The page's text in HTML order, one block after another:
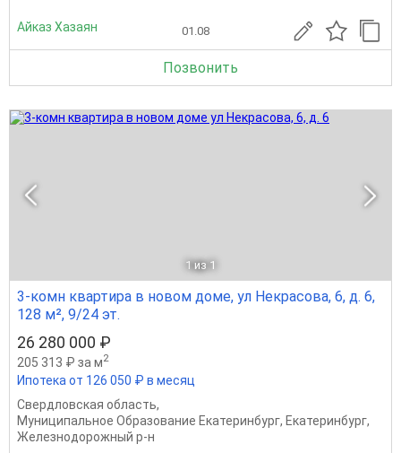
Айказ Хазаян 01.08
Позвонить
1 из 1
3-комн квартира в новом доме, ул Некрасова, 6, д. 6,
128 м², 9/24 эт.
26 280 000 ₽
205 313 ₽ за м2
Ипотека от 126 050 ₽ в месяц
Свердловская область,
Муниципальное Образование Екатеринбург, Екатеринбург,
Железнодорожный р-н